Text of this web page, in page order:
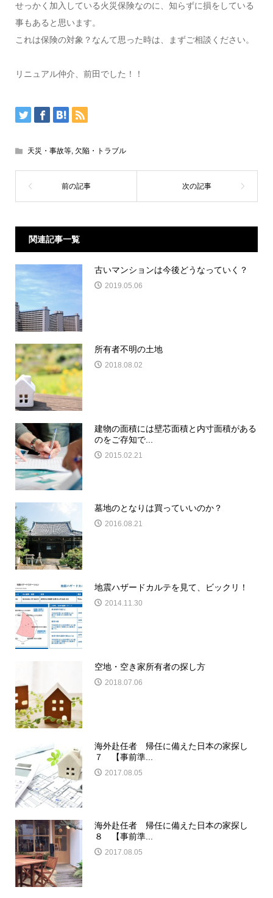
せっかく加入している火災保険なのに、知らずに損をしている
事もあると思います。
これは保険の対象？なんて思った時は、まずご相談ください。
リニュアル仲介、前田でした！！
天災・事故等, 欠陥・トラブル
関連記事一覧
古いマンションは今後どうなっていく？
2019.05.06
所有者不明の土地
2018.08.02
建物の面積には壁芯面積と内寸面積がある
のをご存知で...
2015.02.21
墓地のとなりは買っていいのか？
2016.08.21
地震ハザードカルテを見て、ビックリ！
2014.11.30
空地・空き家所有者の探し方
2018.07.06
海外赴任者 帰任に備えた日本の家探し
７ 【事前準...
2017.08.05
海外赴任者 帰任に備えた日本の家探し
８ 【事前準...
2017.08.05